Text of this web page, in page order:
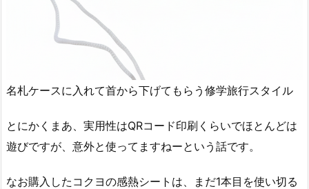
名札ケースに入れて首から下げてもらう修学旅行スタイル
とにかくまあ、実用性はQRコード印刷くらいでほとんどは
遊びですが、意外と使ってますねーという話です。
なお購入したコクヨの感熱シートは、まだ1本目を使い切る